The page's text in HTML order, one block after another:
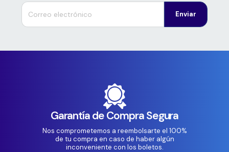
Enviar
Garantía de Compra Segura
Nos comprometemos a reembolsarte el 100%
de tu compra en caso de haber algún
inconveniente con los boletos.